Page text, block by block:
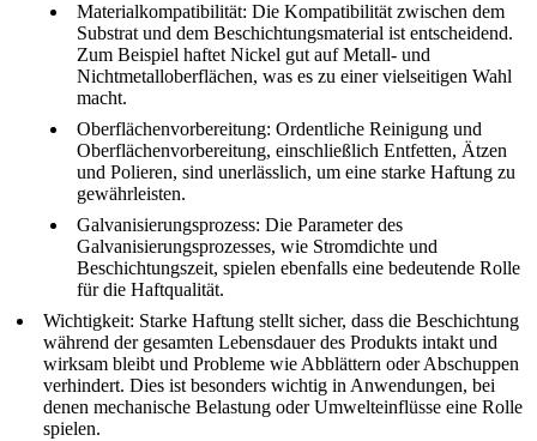
Materialkompatibilität: Die Kompatibilität zwischen dem
Substrat und dem Beschichtungsmaterial ist entscheidend.
Zum Beispiel haftet Nickel gut auf Metall- und
Nichtmetalloberflächen, was es zu einer vielseitigen Wahl
macht.
Oberflächenvorbereitung: Ordentliche Reinigung und
Oberflächenvorbereitung, einschließlich Entfetten, Ätzen
und Polieren, sind unerlässlich, um eine starke Haftung zu
gewährleisten.
Galvanisierungsprozess: Die Parameter des
Galvanisierungsprozesses, wie Stromdichte und
Beschichtungszeit, spielen ebenfalls eine bedeutende Rolle
für die Haftqualität.
Wichtigkeit: Starke Haftung stellt sicher, dass die Beschichtung
während der gesamten Lebensdauer des Produkts intakt und
wirksam bleibt und Probleme wie Abblättern oder Abschuppen
verhindert. Dies ist besonders wichtig in Anwendungen, bei
denen mechanische Belastung oder Umwelteinflüsse eine Rolle
spielen.